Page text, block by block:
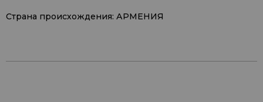
Страна происхождения: АРМЕНИЯ